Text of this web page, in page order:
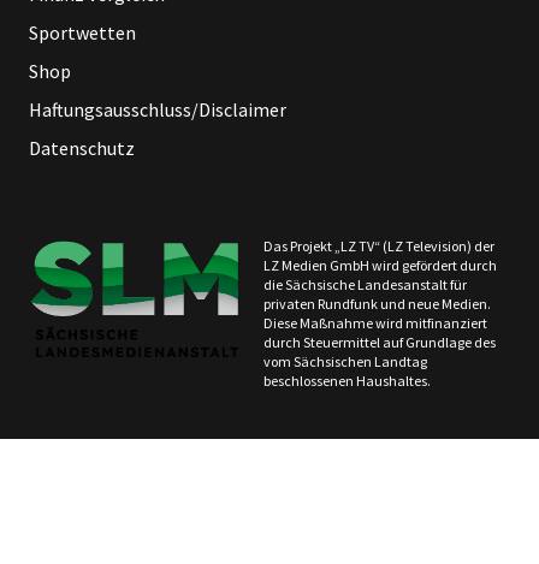
Sportwetten
Shop
Haftungsausschluss/Disclaimer
Datenschutz
Das Projekt „LZ TV“ (LZ Television) der
LZ Medien GmbH wird gefördert durch
die Sächsische Landesanstalt für
privaten Rundfunk und neue Medien.
Diese Maßnahme wird mitfinanziert
durch Steuermittel auf Grundlage des
vom Sächsischen Landtag
beschlossenen Haushaltes.